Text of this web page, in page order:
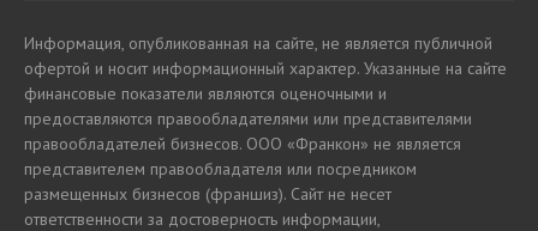
Информация, опубликованная на сайте, не является публичной
офертой и носит информационный характер. Указанные на сайте
финансовые показатели являются оценочными и
предоставляются правообладателями или представителями
правообладателей бизнесов. ООО «Франкон» не является
представителем правообладателя или посредником
размещенных бизнесов (франшиз). Сайт не несет
ответственности за достоверность информации,